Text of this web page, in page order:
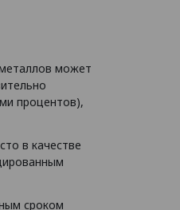
может
процентов),
в качестве
сроком